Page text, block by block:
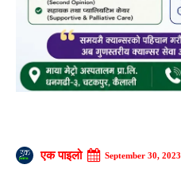
एक पाइलो September 30, 2023